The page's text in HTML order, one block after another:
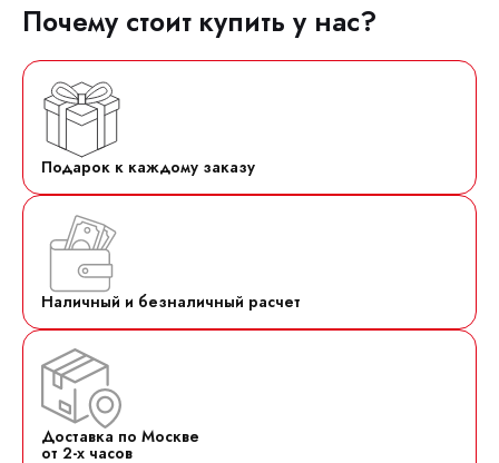
Почему стоит купить у нас?
Подарок к каждому заказу
Наличный и безналичный расчет
Доставка по Москве
от 2-х часов